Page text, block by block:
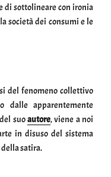
di sottolineare con ironia
società dei consumi e le
del fenomeno collettivo
dalle apparentemente
suoautore, viene a noi
in disuso del sistema
satira.